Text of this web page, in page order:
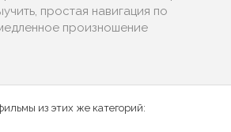
простая навигация по
произношение
из этих же категорий: